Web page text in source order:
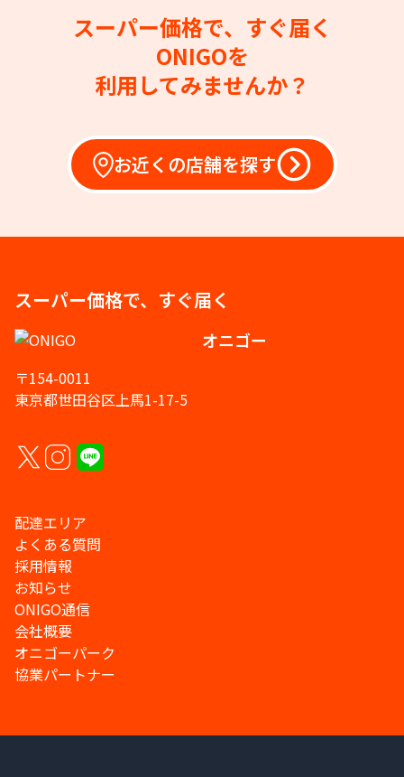
スーパー価格で、すぐ届く
ONIGOを
利用してみませんか？
お近くの店舗を探す
スーパー価格で、すぐ届く
オニゴー
〒154-0011
東京都世田谷区上馬1-17-5
配達エリア
よくある質問
採用情報
お知らせ
ONIGO通信
会社概要
オニゴーパーク
協業パートナー